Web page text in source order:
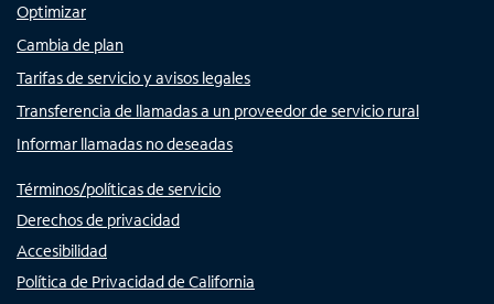
Optimizar
Cambia de plan
Tarifas de servicio y avisos legales
Transferencia de llamadas a un proveedor de servicio rural
Informar llamadas no deseadas
Términos/políticas de servicio
Derechos de privacidad
Accesibilidad
Política de Privacidad de California